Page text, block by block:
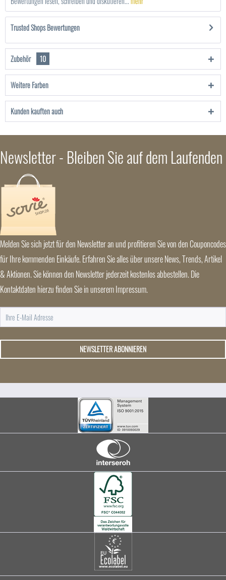
Trusted Shops Bewertungen
Zubehör 10
Weitere Farben
Kunden kauften auch
Newsletter - Bleiben Sie auf dem Laufenden
Melden Sie sich jetzt für den Newsletter an und profitieren Sie von den Couponcodes
für Ihre kommenden Einkäufe. Erfahren Sie alles über unsere News, Trends, Artikel
& Aktionen. Sie können den Newsletter jederzeit kostenlos abbestellen. Die
Kontaktdaten hierzu finden Sie in unserem Impressum.
NEWSLETTER ABONNIEREN